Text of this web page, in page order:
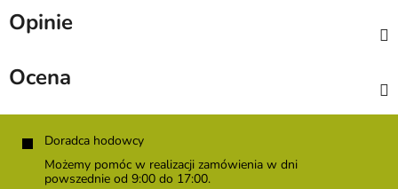
Opinie
Ocena
Doradca hodowcy
Możemy pomóc w realizacji zamówienia w dni
powszednie od 9:00 do 17:00.